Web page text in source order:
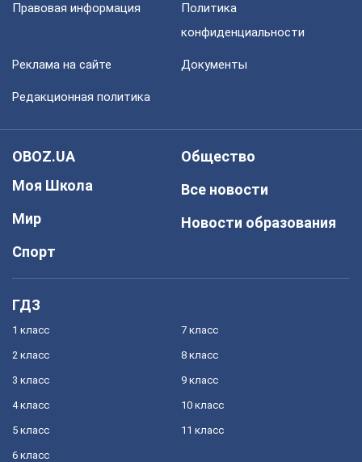
Правовая информация
Политика
конфиденциальности
Реклама на сайте Документы
Редакционная политика
OBOZ.UA
Моя Школа
Мир
Спорт
Общество
Все новости
Новости образования
ГДЗ
1 класс
2 класс
3 класс
4 класс
5 класс
6 класс
7 класс
8 класс
9 класс
10 класс
11 класс